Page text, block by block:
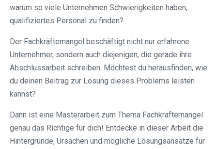
warum so viele Unternehmen Schwierigkeiten haben,
qualifiziertes Personal zu finden?
Der Fachkräftemangel beschäftigt nicht nur erfahrene
Unternehmer, sondern auch diejenigen, die gerade ihre
Abschlussarbeit schreiben. Möchtest du herausfinden, wie
du deinen Beitrag zur Lösung dieses Problems leisten
kannst?
Dann ist eine Masterarbeit zum Thema Fachkräftemangel
genau das Richtige für dich! Entdecke in dieser Arbeit die
Hintergründe, Ursachen und mögliche Lösungsansätze für